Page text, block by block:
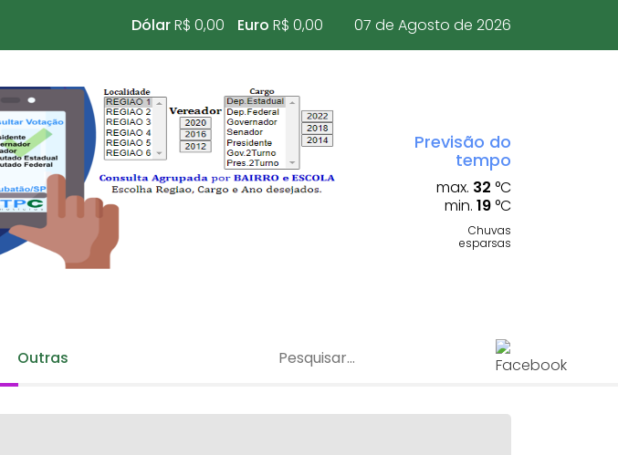
DólarR$ 0,00 Euro R$ 0,00 07 de Agosto de 2026
Previsão do
tempo
max. 32 °C
min. 19 °C
Chuvas
esparsas
Outras